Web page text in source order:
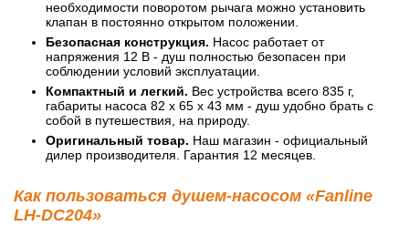
необходимости поворотом рычага можно установить
клапан в постоянно открытом положении.
Безопасная конструкция. Насос работает от
напряжения 12 В - душ полностью безопасен при
соблюдении условий эксплуатации.
Компактный и легкий. Вес устройства всего 835 г,
габариты насоса 82 х 65 х 43 мм - душ удобно брать с
собой в путешествия, на природу.
Оригинальный товар. Наш магазин - официальный
дилер производителя. Гарантия 12 месяцев.
Как пользоваться душем-насосом «Fanline
LH-DC204»